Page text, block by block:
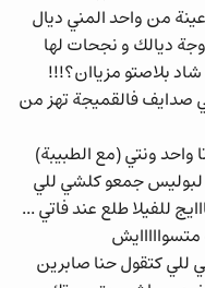
عينة من واحد المني ديال
ديالك و نجحات لها
شاد بلاصتو مزياان؟!!!
صدايف فالقميجة تهز من
ونتي (مع الطبيبة)
لبوليس جمعو كلشي للي
للفيلا طلع عند فاتي ...
متسوااااايش
كتقول حنا صابرين